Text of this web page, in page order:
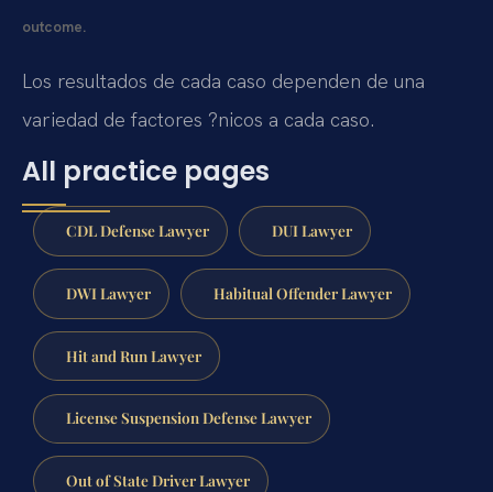
outcome.
Los resultados de cada caso dependen de una
variedad de factores ?nicos a cada caso.
All practice pages
CDL Defense Lawyer DUI Lawyer
DWI Lawyer Habitual Offender Lawyer
Hit and Run Lawyer
License Suspension Defense Lawyer
Out of State Driver Lawyer